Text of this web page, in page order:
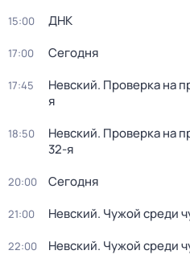
15:00 ДНК
17:00 Сегодня
17:45 Невский. Проверка на
я
18:50 Невский. Проверка на
32-я
20:00 Сегодня
21:00 Невский. Чужой среди
22:00 Невский. Чужой среди